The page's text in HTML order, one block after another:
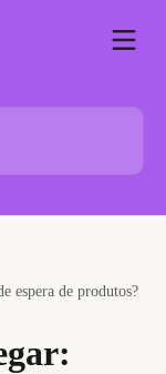
espera de produtos?